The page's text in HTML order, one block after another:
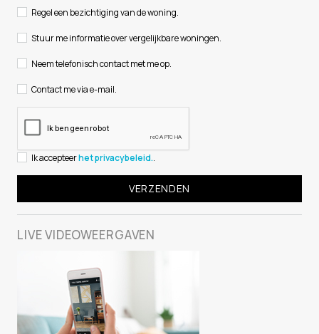
Regel een bezichtiging van de woning.
Stuur me informatie over vergelijkbare woningen.
Neem telefonisch contact met me op.
Contact me via e-mail.
Ik accepteerhet privacybeleid..
LIVEVIDEOWEERGAVEN